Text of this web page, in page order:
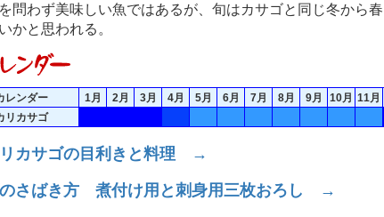
問わず美味しい魚ではあるが、旬はカサゴと同じ冬から春
かと思われる。
レンダー 1月 2月 3月 4月 5月 6月 7月 8月 9月 10月 11月
リカサゴ
カサゴの目利きと料理 →
のさばき方 煮付け用と刺身用三枚おろし →